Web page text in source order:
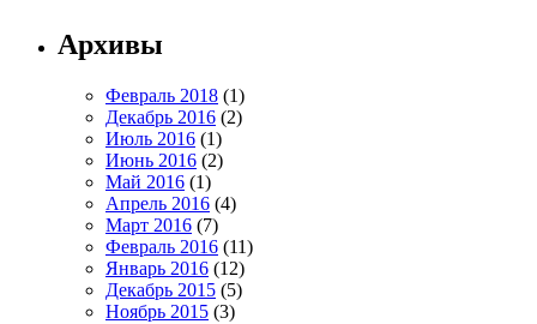
Архивы
Февраль 2018 (1)
Декабрь 2016 (2)
Июль 2016 (1)
Июнь 2016 (2)
Май 2016 (1)
Апрель 2016 (4)
Март 2016 (7)
Февраль 2016 (11)
Январь 2016 (12)
Декабрь 2015 (5)
Ноябрь 2015 (3)